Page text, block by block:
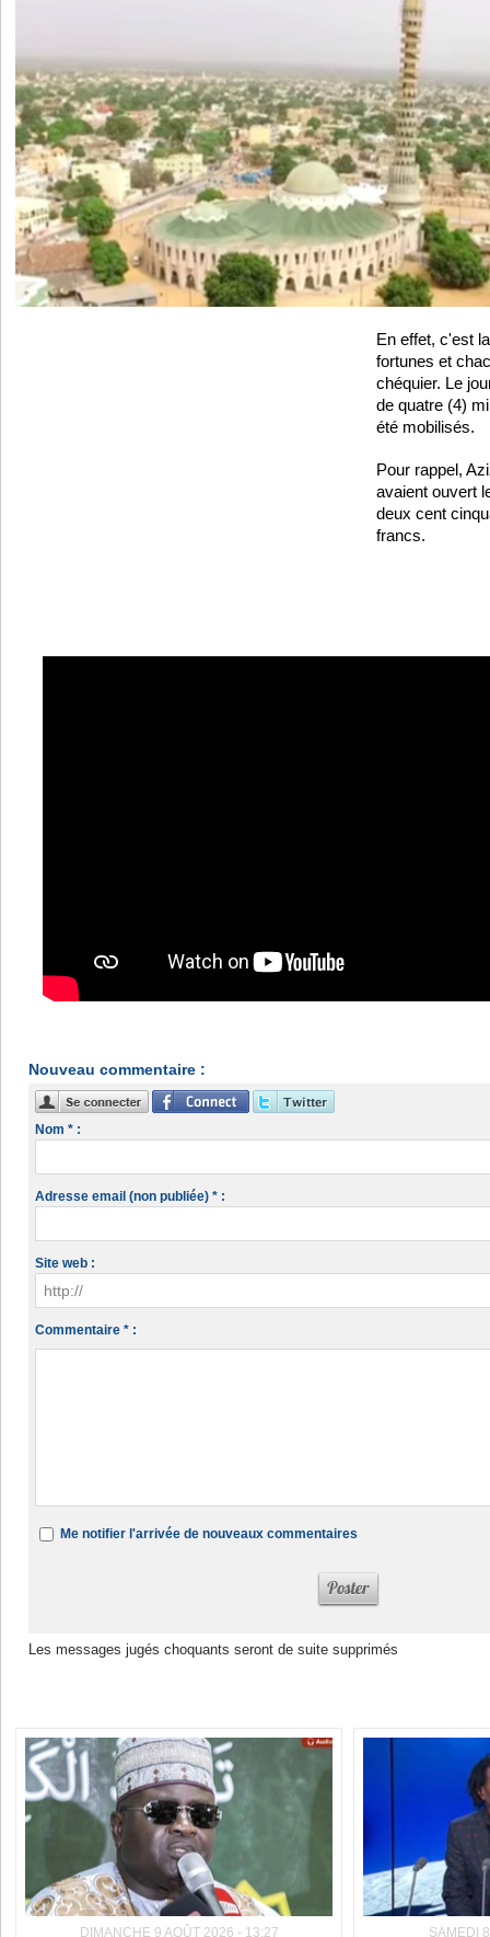
En effet, c'est
fortunes et
chéquier. Le
de quatre (4)
été mobilisés.
Pour rappel,
avaient ouvert
deux cent
francs.
Nouveau commentaire :
Nom * :
Adresse email (non publiée) * :
Site web :
Commentaire * :
Me notifier l'arrivée de nouveaux commentaires
Les messages jugés choquants seront de suite supprimés
DIMANCHE 9 AOÛT 2026 - 13:27 SAMEDI